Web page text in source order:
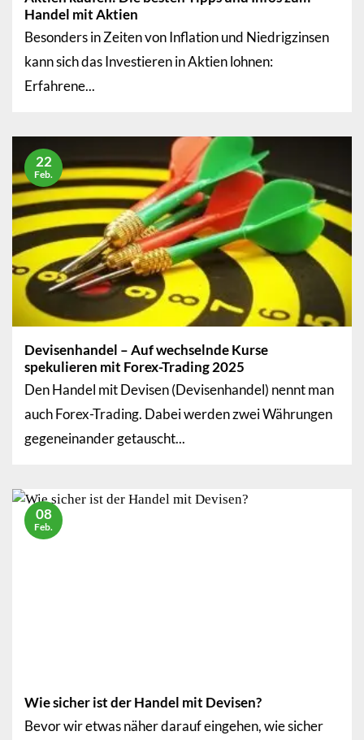
Handel mit Aktien
Besonders in Zeiten von Inflation und Niedrigzinsen
kann sich das Investieren in Aktien lohnen:
Erfahrene...
Devisenhandel – Auf wechselnde Kurse
spekulieren mit Forex-Trading 2025
Den Handel mit Devisen (Devisenhandel) nennt man
auch Forex-Trading. Dabei werden zwei Währungen
gegeneinander getauscht...
22
Feb.
Wie sicher ist der Handel mit Devisen?
Bevor wir etwas näher darauf eingehen, wie sicher
08
Feb.